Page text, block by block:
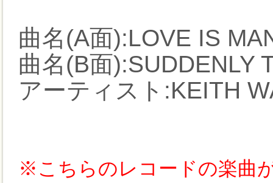
曲名(A面):LOVE IS
曲名(B面):SUDDENLY
アーティスト:KEITH
※こちらのレコードの楽曲